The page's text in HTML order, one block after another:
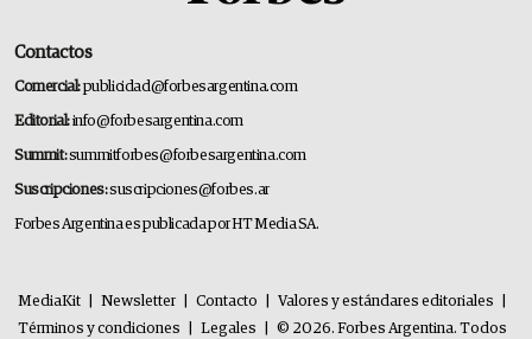
Contactos
Comercial:publicidad@forbesargentina.com
Editorial:info@forbesargentina.com
Summit:summitforbes@forbesargentina.com
Suscripciones:suscripciones@forbes.ar
Forbes Argentina es publicada por HT Media SA.
MediaKit Newsletter Contacto Valores y estándares editoriales
Términos y condiciones
Legales © 2026. Forbes Argentina. Todos